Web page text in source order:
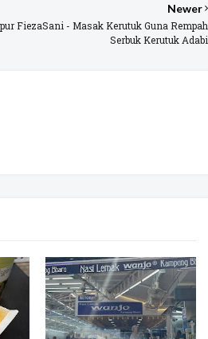
Newer
FiezaSani - Masak Kerutuk Guna Rempah
Serbuk Kerutuk Adabi